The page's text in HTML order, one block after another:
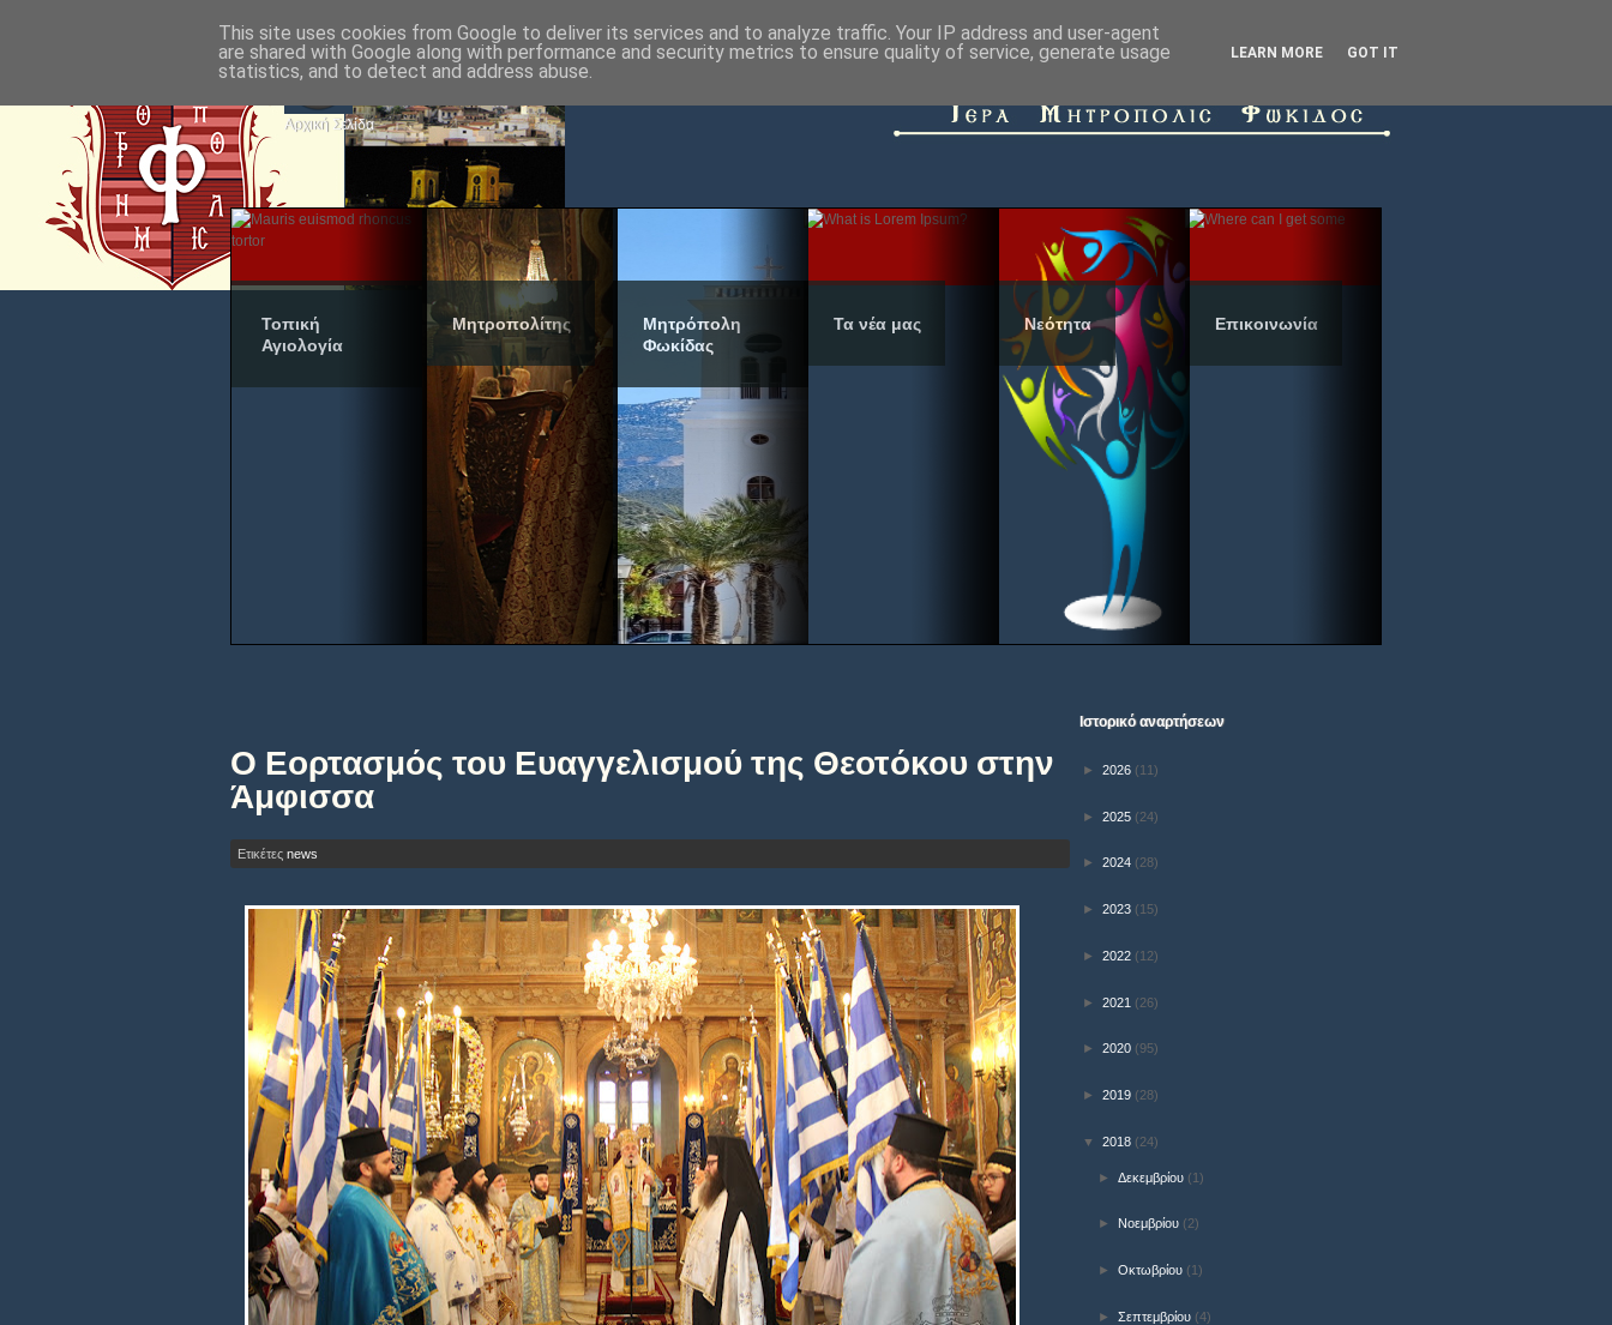
Αρχική Σελίδα
Τοπική
Αγιολογία
Μητροπολίτης
Μητρόπολη
Φωκίδας
Τα νέα μας Νεότητα Επικοινωνία
Ο Εορτασμός του Ευαγγελισμού της Θεοτόκου στην
Άμφισσα
Ετικέτες news
Ιστορικό αναρτήσεων
► 2026 (11)
► 2025 (24)
► 2024 (28)
► 2023 (15)
► 2022 (12)
► 2021 (26)
► 2020 (95)
► 2019 (28)
▼ 2018 (24)
►Δεκεμβρίου (1)
► Νοεμβρίου (2)
►Οκτωβρίου (1)
►Σεπτεμβρίου (4)
This site uses cookies from Google to deliver its services and to analyze traffic. Your IP address and user-agent
are shared with Google along with performance and security metrics to ensure quality of service, generate usage
statistics, and to detect and address abuse.
LEARN MORE GOT IT